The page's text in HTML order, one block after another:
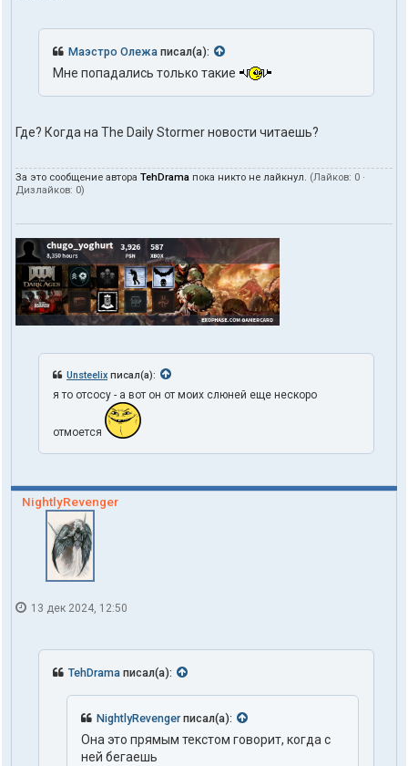
Маэстро Олежа писал(а):
Мне попадались только такие
Где? Когда на The Daily Stormer новости читаешь?
За это сообщение автора TehDrama пока никто не лайкнул. (Лайков: 0 ·
Дизлайков: 0)
Unsteelix писал(а):
я то отсосу - а вот он от моих слюней еще нескоро
отмоется
NightlyRevenger
13 дек 2024, 12:50
TehDrama писал(а):
NightlyRevengerписал(а):
Она это прямым текстом говорит, когда с
ней бегаешь